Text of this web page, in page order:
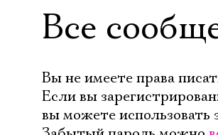
Все
Вы не имеете права
Если вы
вы можете